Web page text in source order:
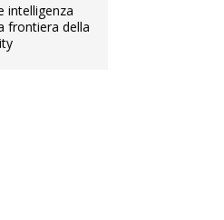
intelligenza
frontiera della